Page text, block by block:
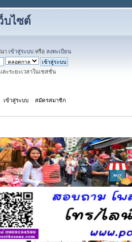
บไซต์
า เข้าสู่ระบบ หรือ ลงทะเบียน
ะระยะเวลาในเซสชั่น
เข้าสู่ระบบ สมัครสมาชิก